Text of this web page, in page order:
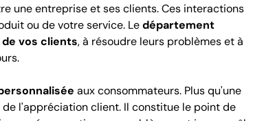
une entreprise et ses clients. Ces interactions
ou de votre service. Ledépartement
vos clients, à résoudre leurs problèmes et à
aux consommateurs. Plus qu'une
l'appréciation client. Il constitue le point de